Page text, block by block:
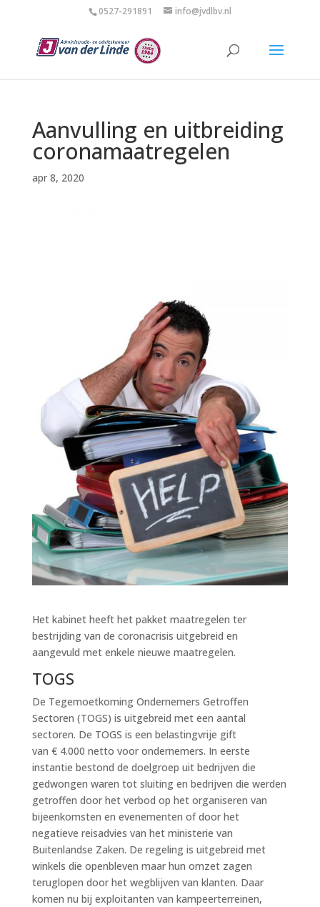
0527-291891 info@jvdlbv.nl
Aanvulling en uitbreiding
coronamaatregelen
apr 8, 2020
Het kabinet heeft het pakket maatregelen ter
bestrijding van de coronacrisis uitgebreid en
aangevuld met enkele nieuwe maatregelen.
TOGS
De Tegemoetkoming Ondernemers Getroffen
Sectoren (TOGS) is uitgebreid met een aantal
sectoren. De TOGS is een belastingvrije gift
van € 4.000 netto voor ondernemers. In eerste
instantie bestond de doelgroep uit bedrijven die
gedwongen waren tot sluiting en bedrijven die werden
getroffen door het verbod op het organiseren van
bijeenkomsten en evenementen of door het
negatieve reisadvies van het ministerie van
Buitenlandse Zaken. De regeling is uitgebreid met
winkels die openbleven maar hun omzet zagen
teruglopen door het wegblijven van klanten. Daar
komen nu bij exploitanten van kampeerterreinen,